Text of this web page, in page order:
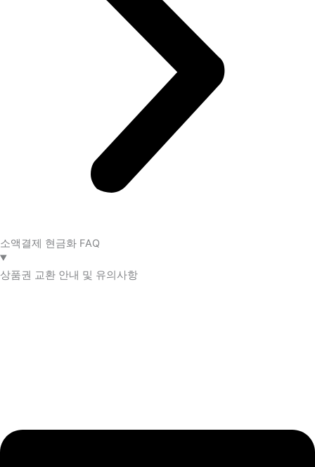
소액결제 현금화 FAQ​
상품권 교환 안내 및 유의사항